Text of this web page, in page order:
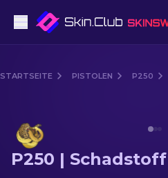
Gewehr
Scharfschützengewehr
STARTSEITE PISTOLEN P250
P250 | Schadstoff